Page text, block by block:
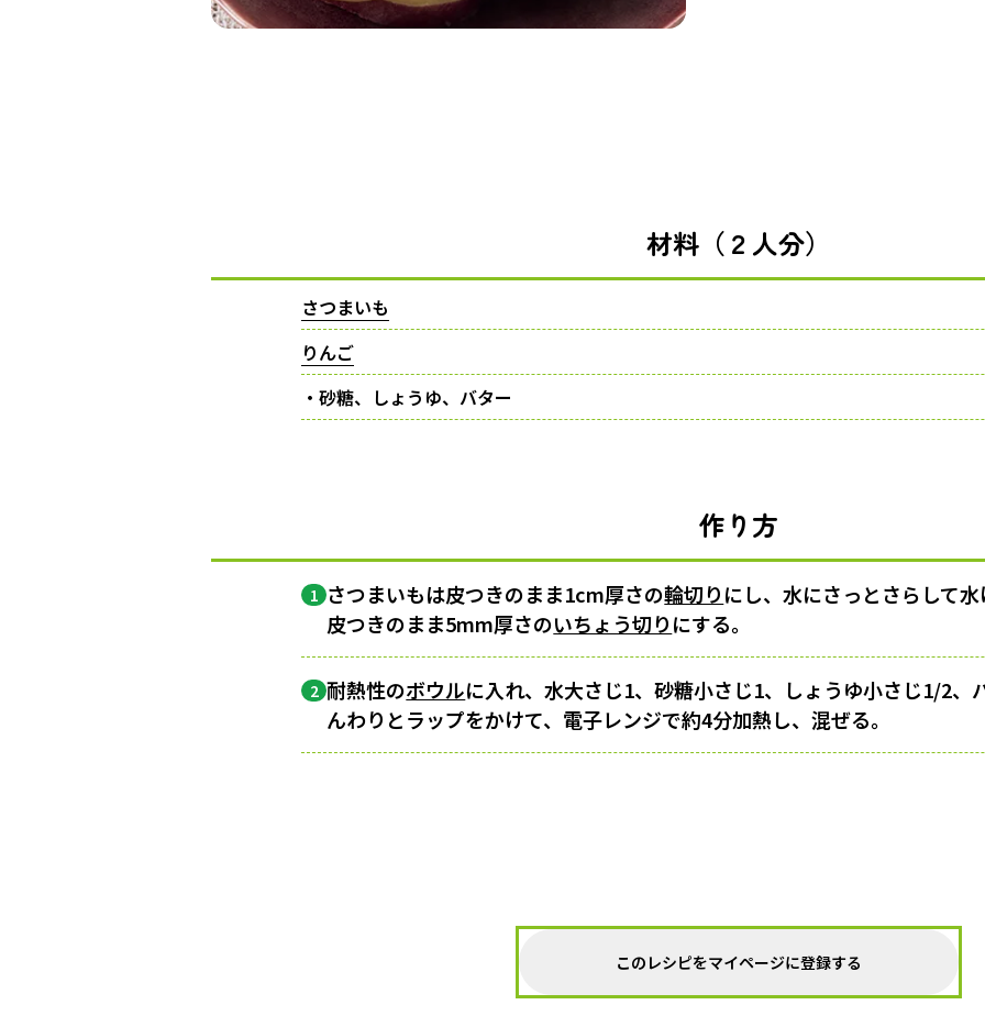
材料（２人分）
さつまいも
りんご
・砂糖、しょうゆ、バター
作り方
1 さつまいもは皮つきのまま1cm厚さの輪切りにし、水にさっとさらして
皮つきのまま5mm厚さのいちょう切りにする。
2 耐熱性のボウルに入れ、水大さじ1、砂糖小さじ1、しょうゆ小さじ1/2、
んわりとラップをかけて、電子レンジで約4分加熱し、混ぜる。
このレシピをマイページに登録する